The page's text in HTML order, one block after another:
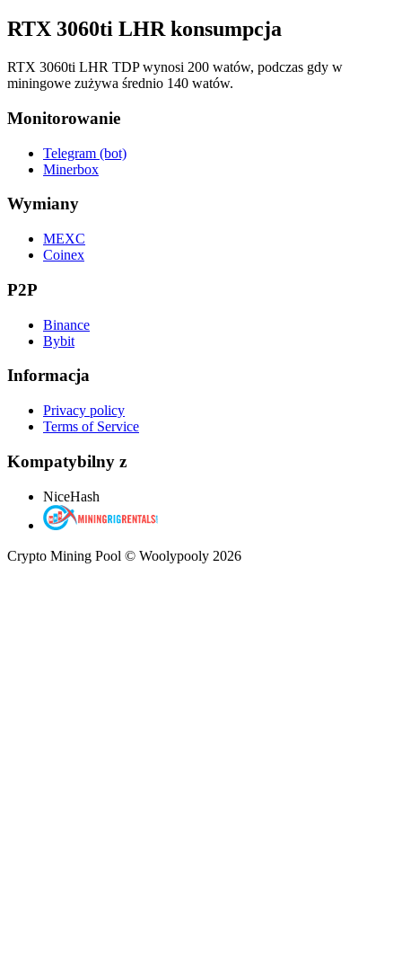
RTX 3060ti LHR konsumpcja
RTX 3060ti LHR TDP wynosi 200 watów, podczas gdy w
miningowe zużywa średnio 140 watów.
Monitorowanie
Telegram (bot)
Minerbox
Wymiany
MEXC
Coinex
P2P
Binance
Bybit
Informacja
Privacy policy
Terms of Service
Kompatybilny z
NiceHash
Crypto Mining Pool © Woolypooly 2026